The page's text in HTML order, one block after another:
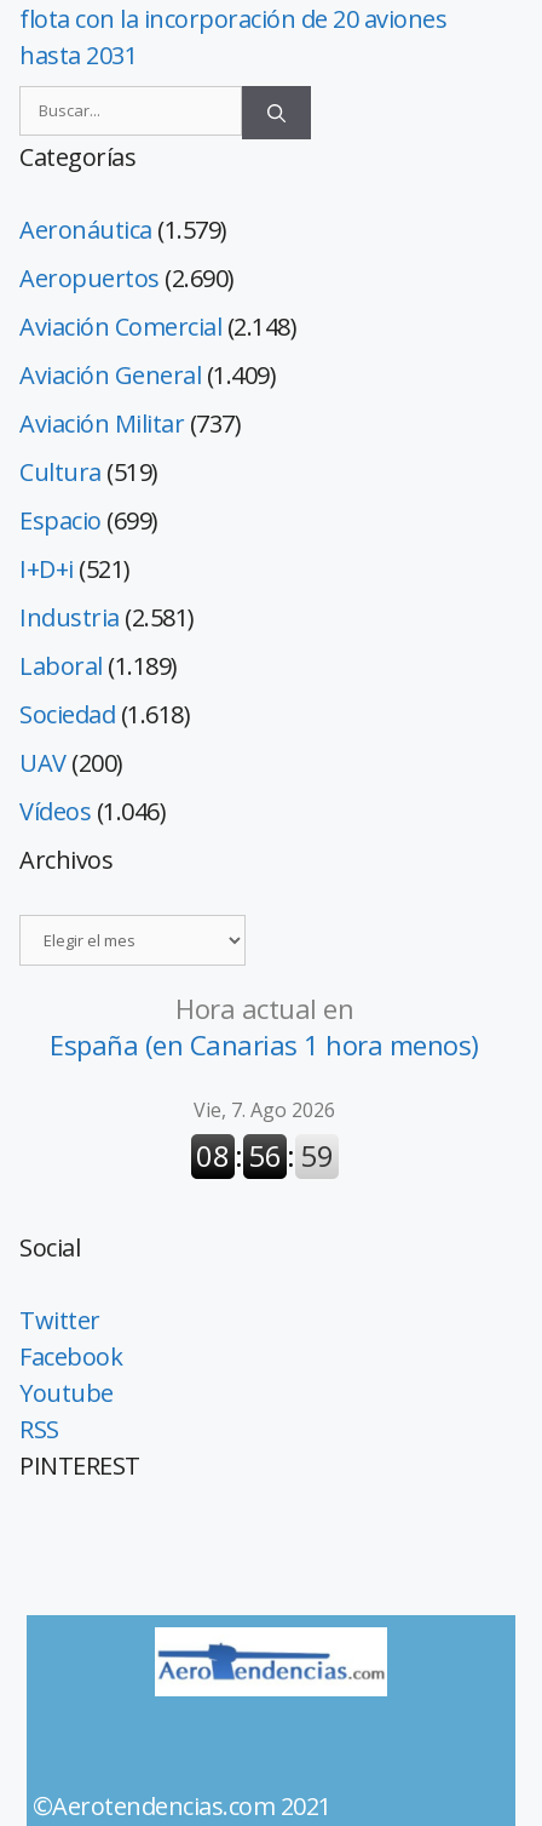
flota con la incorporación de 20 aviones
hasta 2031
Categorías
Aeronáutica (1.579)
Aeropuertos (2.690)
Aviación Comercial (2.148)
Aviación General (1.409)
Aviación Militar(737)
Cultura (519)
Espacio (699)
I+D+i (521)
Industria (2.581)
Laboral (1.189)
Sociedad (1.618)
UAV(200)
Vídeos (1.046)
Archivos
Hora actual en
España (en Canarias 1 hora menos)
Social
Twitter
Facebook
Youtube
RSS
PINTEREST
©Aerotendencias.com 2021